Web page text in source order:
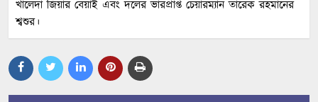
খালেদা জিয়ার বেয়াই এবং দলের ভারপ্রাপ্ত চেয়ারম্যান তারেক রহমানের
শ্বশুর।